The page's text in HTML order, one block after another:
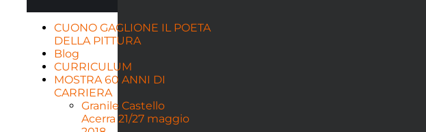
CUONO GAGLIONE IL POETA
DELLA PITTURA
Blog
CURRICULUM
MOSTRA 60 ANNI DI
CARRIERA
Granile Castello
Acerra 21/27 maggio